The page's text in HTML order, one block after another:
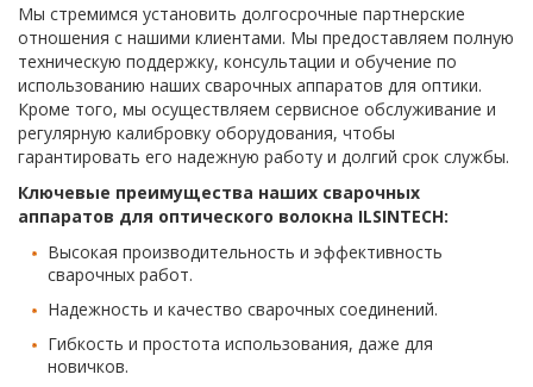
Мы стремимся установить долгосрочные партнерские
отношения с нашими клиентами. Мы предоставляем полную
техническую поддержку, консультации и обучение по
использованию наших сварочных аппаратов для оптики.
Кроме того, мы осуществляем сервисное обслуживание и
регулярную калибровку оборудования, чтобы
гарантировать его надежную работу и долгий срок службы.
Ключевые преимущества наших сварочных
аппаратов для оптического волокна ILSINTECH:
Высокая производительность и эффективность
сварочных работ.
Надежность и качество сварочных соединений.
Гибкость и простота использования, даже для
новичков.